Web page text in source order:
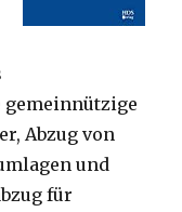
Abzug von
und
für